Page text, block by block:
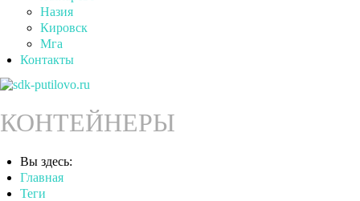
Назия
Кировск
Мга
Контакты
КОНТЕЙНЕРЫ
Вы здесь:
Главная
Теги